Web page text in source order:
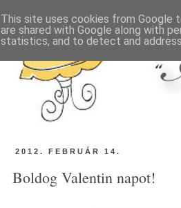
2012. FEBRUÁR 14.
Boldog Valentin napot!
This site uses cookies from Google
are shared with Google along with
statistics, and to detect and